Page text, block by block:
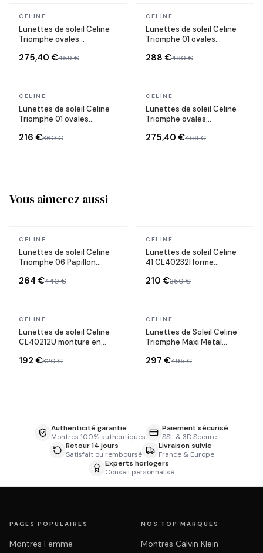
En stock
CELINE
Lunettes de soleil Celine
Triomphe ovales
275,40 €459 €
En stock
CELINE
Lunettes de soleil Celine
Triomphe 01 ovales
géométrique
288 €480 €
En stock
CELINE
Lunettes de soleil Celine
Triomphe 01 ovales
216 €360 €
En stock
CELINE
Lunettes de soleil Celine
Triomphe ovales
275,40 €459 €
Vous aimerez aussi
En stock
CELINE
Lunettes de soleil Celine
Triomphe 06 Papillon
264 €440 €
En stock
CELINE
Lunettes de soleil Celine
41 CL40232I forme
210 €350 €
En stock
CELINE
Lunettes de soleil Celine
CL40212U monture en
192 €320 €
En stock
CELINE
Lunettes de Soleil Celine
Triomphe Maxi Metal
297 €495 €
Authenticité garantie
Montres 100% authentiques
Paiement sécurisé
SSL & 3D Secure
Retour 14 jours
Satisfait ou remboursé
Livraison suivie
France & Europe
Experts horlogers
Conseil personnalisé
PAGES POPULAIRES
Montres Femme
NOS TOP MARQUES
Montres Calvin Klein